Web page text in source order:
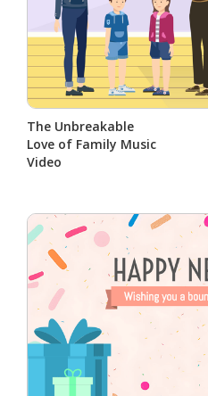
The Unbreakable
Love of Family Music
Video